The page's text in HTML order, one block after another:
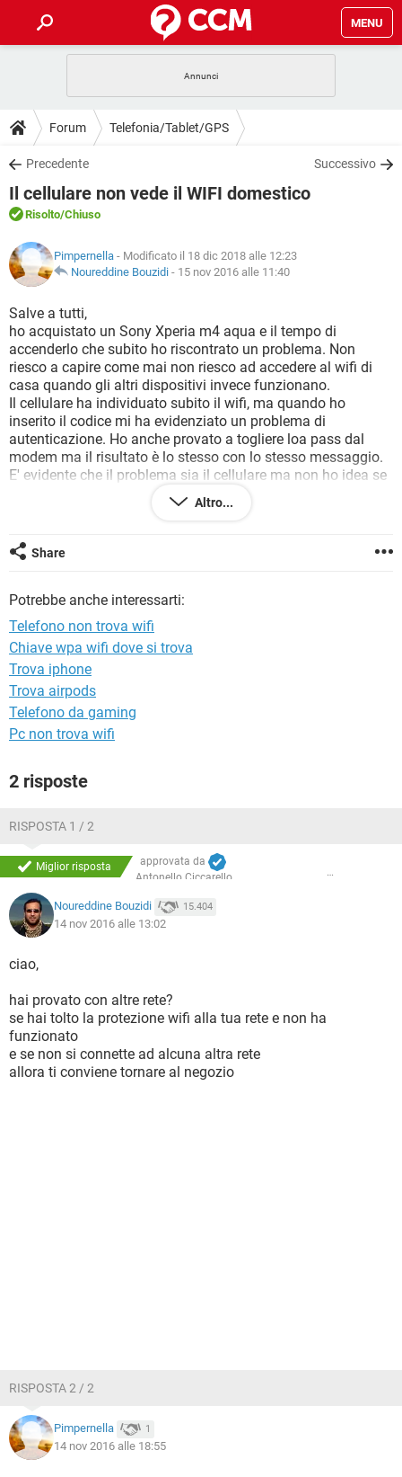
MENU
INTRATTENIMENTO ANDROID
iOS
INSTAGRAM WHATSAPP
TIKTOK
HARDWARE
GUIDE
COVID-19 GAMING
iOS
INSTAGRAM
TIKTOK FACEBOOK
DOWNLOAD
COVID-19 GAMING
INTRATTENIMENTO
iOS WINDOWS 10
INSTAGRAM
TIKTOK
HARDWARE
FORUM
COVID-19
INTRATTENIMENTO ANDROID
INSTAGRAM WHATSAPP
TIKTOK FACEBOOK
HARDWARE
GLOSSARIO
COVID-19
INTRATTENIMENTO
iOS WINDOWS 10
INSTAGRAM WHATSAPP
TIKTOK FACEBOOK
HARDWARE
Forum Telefonia/Tablet/GPS
Precedente Successivo
Il cellulare non vede il WIFI domestico
Risolto/Chiuso
Pimpernella - Modificato il 18 dic 2018 alle 12:23
Noureddine Bouzidi - 15 nov 2016 alle 11:40
Salve a tutti,
ho acquistato un Sony Xperia m4 aqua e il tempo di
accenderlo che subito ho riscontrato un problema. Non
riesco a capire come mai non riesco ad accedere al wifi di
casa quando gli altri dispositivi invece funzionano.
Il cellulare ha individuato subito il wifi, ma quando ho
inserito il codice mi ha evidenziato un problema di
autenticazione. Ho anche provato a togliere loa pass dal
modem ma il risultato è lo stesso con lo stesso messaggio.
E' evidente che il problema sia il cellulare ma non ho idea se
c'è qualche settaggio di troppo o in meno che magari
speranza che non sia un difetto che non si possa sistemare.
Grazie
Altro...
Share
Potrebbe anche interessarti:
Telefono non trova wifi
Chiave wpa wifi dove si trova
Trova iphone
Trova airpods
Telefono da gaming
Pc non trova wifi
2 risposte
RISPOSTA 1 / 2
Miglior risposta
approvata da
Antonello Ciccarello
Noureddine Bouzidi 15.404
14 nov 2016 alle 13:02
ciao,
hai provato con altre rete?
se hai tolto la protezione wifi alla tua rete e non ha
funzionato
e se non si connette ad alcuna altra rete
allora ti conviene tornare al negozio
RISPOSTA 2 / 2
Pimpernella 1
14 nov 2016 alle 18:55